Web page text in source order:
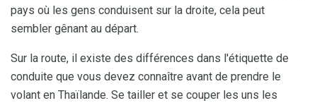
pays où les gens conduisent sur la droite, cela peut
sembler gênant au départ.
Sur la route, il existe des différences dans l'étiquette de
conduite que vous devez connaître avant de prendre le
volant en Thaïlande. Se tailler et se couper les uns les